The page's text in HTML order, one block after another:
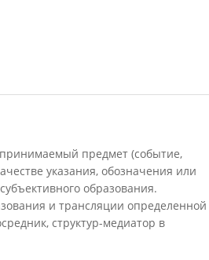
предмет (событие,
указания, обозначения или
образования.
и трансляции определенной
структур-медиатор в